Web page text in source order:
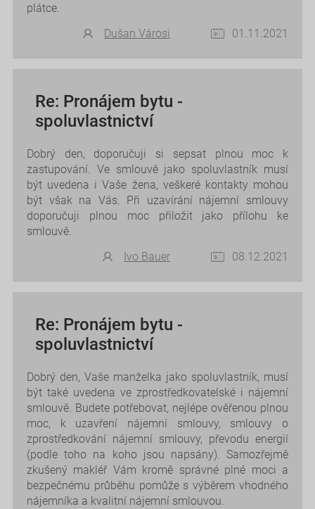
plátce.
Dušan Városi
01.11.2021
Re: Pronájem bytu -
spoluvlastnictví
Dobrý den, doporučuji si sepsat plnou moc k
zastupování. Ve smlouvě jako spoluvlastník musí
být uvedena i Vaše žena, veškeré kontakty mohou
být však na Vás. Při uzavírání nájemní smlouvy
doporučuji plnou moc přiložit jako přílohu ke
smlouvě.
Ivo Bauer
08.12.2021
Re: Pronájem bytu -
spoluvlastnictví
Dobrý den, Vaše manželka jako spoluvlastník, musí
být také uvedena ve zprostředkovatelské i nájemní
smlouvě. Budete potřebovat, nejlépe ověřenou plnou
moc, k uzavření nájemní smlouvy, smlouvy o
zprostředkování nájemní smlouvy, převodu energií
(podle toho na koho jsou napsány). Samozřejmě
zkušený makléř Vám kromě správné plné moci a
bezpečnému průběhu pomůže s výběrem vhodného
nájemníka a kvalitní nájemní smlouvou.